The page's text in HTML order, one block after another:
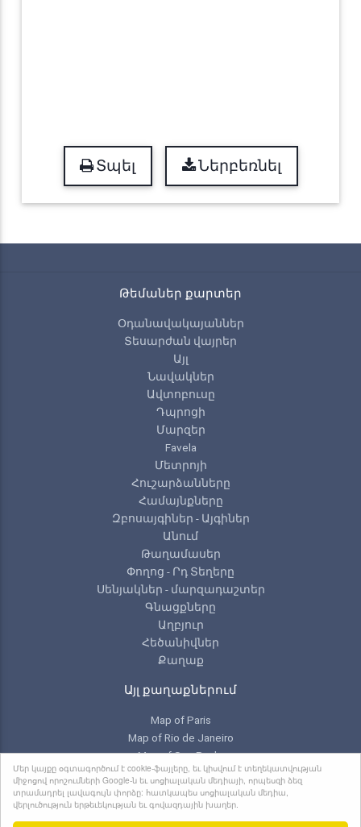
Մեր կայքը օգտագործում է cookie-ֆայլերը, եւ կիսվում է տեղեկատվության
միջոցով որոշումների Google-ն եւ սոցիալական մեդիայի, որպեսզի ձեզ
տրամադրել լավագույն փորձը: հատկապես սոցիալական մեդիա,
վերլուծություն երթեւեկության եւ գովազդային խաղեր.
Տպել Ներբեռնել
Թեմաներ քարտեր
Օդանավակայաններ
Տեսարժան վայրեր
Այլ
Նավակներ
Ավտոբուսը
Դպրոցի
Մարզեր
Favela
Մետրոյի
Հուշարձանները
Համայնքները
Զբոսայգիներ - Այգիներ
Անում
Թաղամասեր
Փողոց - Րդ Տեղերը
Սենյակներ - մարզադաշտեր
Գնացքները
Աղբյուր
Հեծանիվներ
Քաղաք
Այլ քաղաքներում
Map of Paris
Map of Rio de Janeiro
Map of Sao Paulo
Map of Toronto